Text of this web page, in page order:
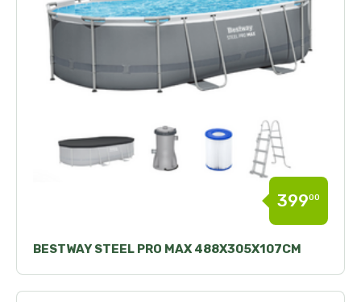
BESTWAY STEEL PRO MAX 488X305X107CM
39900